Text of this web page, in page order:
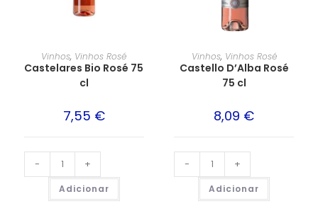
Vinhos, Vinhos Rosé
Castelares Bio Rosé 75
cl
7,55 €
- +
Adicionar
Vinhos, Vinhos Rosé
Castello D’Alba Rosé
75 cl
8,09 €
- +
Adicionar